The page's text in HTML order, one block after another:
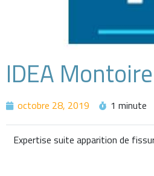
IDEA
octobre 28, 2019 1 minute
Expertise suite apparition de